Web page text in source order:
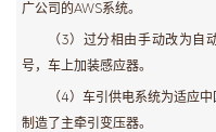
广公司的AWS系统。
（3）过分相由手动改为自
号，车上加装感应器。
（4）车引供电系统为适应
制造了主牵引变压器。